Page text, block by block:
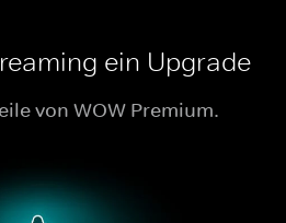
ein Upgrade
von WOW Premium.